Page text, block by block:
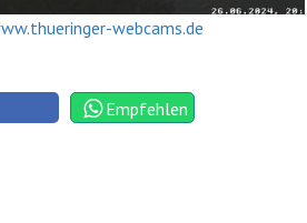
webcams.de
Empfehlen